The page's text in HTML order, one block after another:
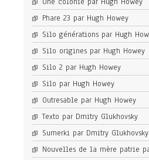
Phare 23 par Hugh Howey
Silo générations par Hugh
Silo origines par Hugh Howey
Silo 2 par Hugh Howey
Silo par Hugh Howey
Outresable par Hugh Howey
Texto par Dmitry Glukhovsky
Sumerki par Dmitry Glukhovsky
Nouvelles de la mère patrie